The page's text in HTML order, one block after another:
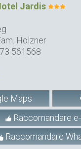
Jardis
Holzner
561568
Maps
Raccomandare
Raccomandare